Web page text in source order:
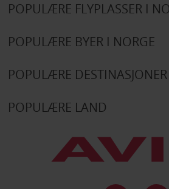
POPULÆRE FLYPLASSER I
POPULÆRE BYER I NORGE
POPULÆRE DESTINASJONER
POPULÆRE LAND